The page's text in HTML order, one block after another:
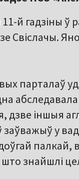
11-й гадзіны ў
парталаў
дзве іншыя
заўважыў у
палкай,
знайшлі